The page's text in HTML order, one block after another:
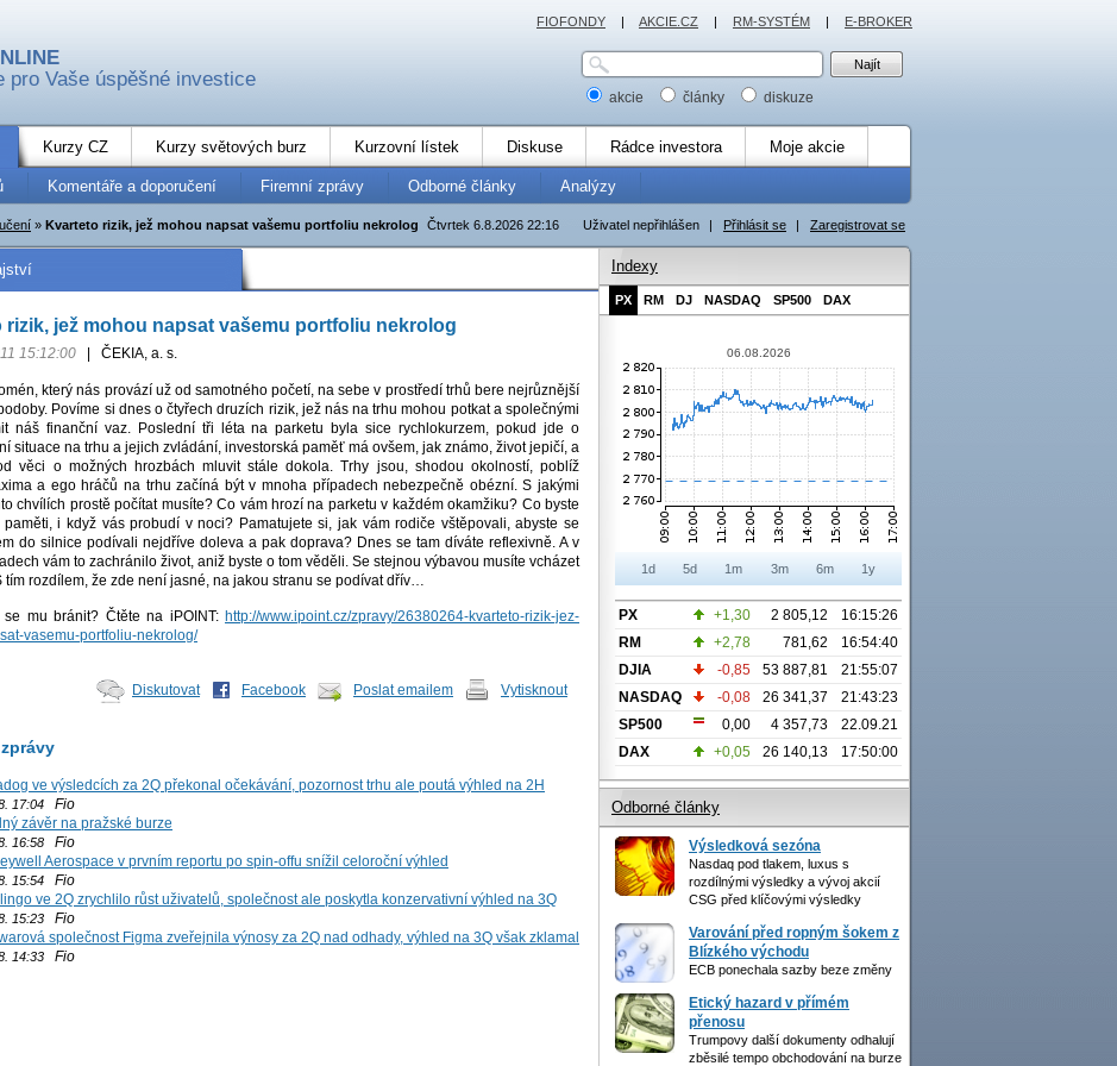
pro Vaše úspěšné investice
akcie články diskuze
Kurzy CZ Kurzy světových burz Kurzovní lístek Diskuse Rádce investora Moje akcie
Komentáře a doporučení Firemní zprávy Odborné články Analýzy
Uživatel nepřihlášen | Přihlásit se | Zaregistrovat se
Čtvrtek 6.8.2026 22:16
» Kvarteto rizik, jež mohou napsat vašemu portfoliu nekrolog
rizik, jež mohou napsat vašemu portfoliu nekrolog
15:12:00 ČEKIA, a. s.
který nás provází už od samotného početí, na sebe v prostředí trhů bere nejrůznější
Povíme si dnes o čtyřech druzích rizik, jež nás na trhu mohou potkat a společnými
náš finanční vaz. Poslední tři léta na parketu byla sice rychlokurzem, pokud jde o
situace na trhu a jejich zvládání, investorská paměť má ovšem, jak známo, život jepičí, a
věci o možných hrozbách mluvit stále dokola. Trhy jsou, shodou okolností, poblíž
a ego hráčů na trhu začíná být v mnoha případech nebezpečně obézní. S jakými
chvílích prostě počítat musíte? Co vám hrozí na parketu v každém okamžiku? Co byste
i když vás probudí v noci? Pamatujete si, jak vám rodiče vštěpovali, abyste se
do silnice podívali nejdříve doleva a pak doprava? Dnes se tam díváte reflexivně. A v
vám to zachránilo život, aniž byste o tom věděli. Se stejnou výbavou musíte vcházet
tím rozdílem, že zde není jasné, na jakou stranu se podívat dřív…
se mu bránit? Čtěte na iPOINT: http://www.ipoint.cz/zpravy/26380264-kvarteto-rizik-jez-
vasemu-portfoliu-nekrolog/
Diskutovat Facebook Poslat emailem Vytisknout
ve výsledcích za 2Q překonal očekávání, pozornost trhu ale poutá výhled na 2H
17:04 Fio
závěr na pražské burze
16:58 Fio
Aerospace v prvním reportu po spin-offu snížil celoroční výhled
15:54 Fio
ve 2Q zrychlilo růst uživatelů, společnost ale poskytla konzervativní výhled na 3Q
15:23 Fio
společnost Figma zveřejnila výnosy za 2Q nad odhady, výhled na 3Q však zklamal
14:33 Fio
Indexy
PX RM DJ NASDAQ SP500 DAX
06.08.2026
1d 5d 1m 3m 6m 1y
PX +1,30 2 805,12
16:15:26
RM
+2,78 781,62
16:54:40
DJIA
-0,85 53 887,81
21:55:07
NASDAQ
-0,08 26 341,37
21:43:23
SP500
0,00 4 357,73
22.09.21
DAX
+0,05 26 140,13 17:50:00
Odborné články
Výsledková sezóna
Nasdaq pod tlakem, luxus s
rozdílnými výsledky a vývoj akcií
CSG před klíčovými výsledky
Varování před ropným šokem z
Blízkého východu
ECB ponechala sazby beze změny
Etický hazard v přímém
přenosu
Trumpovy další dokumenty odhalují
zběsilé tempo obchodování na burze
FIOFONDY | AKCIE.CZ | RM-SYSTÉM | E-BROKER